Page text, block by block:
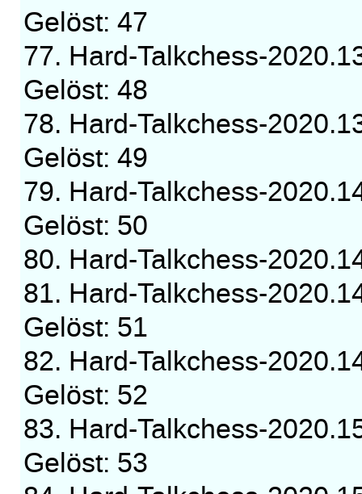
Gelöst: 47
77. Hard-Talkchess-
Gelöst: 48
78. Hard-Talkchess-
Gelöst: 49
79. Hard-Talkchess-
Gelöst: 50
80. Hard-Talkchess-
81. Hard-Talkchess-
Gelöst: 51
82. Hard-Talkchess-
Gelöst: 52
83. Hard-Talkchess-
Gelöst: 53